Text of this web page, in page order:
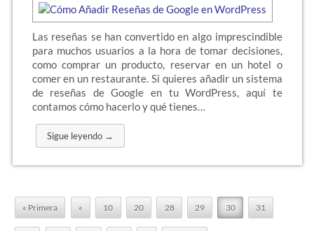
Las reseñas se han convertido en algo imprescindible
para muchos usuarios a la hora de tomar decisiones,
como comprar un producto, reservar en un hotel o
comer en un restaurante. Si quieres añadir un sistema
de reseñas de Google en tu WordPress, aquí te
contamos cómo hacerlo y qué tienes…
Sigue leyendo →
« Primera « 10 20 28 29 30 31